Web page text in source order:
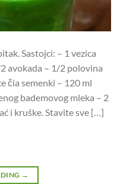
Sastojci: – 1 vezica
avokada – 1/2 polovina
čia semenki – 120 ml
bademovog mleka – 2
i kruške. Stavite sve […]
→